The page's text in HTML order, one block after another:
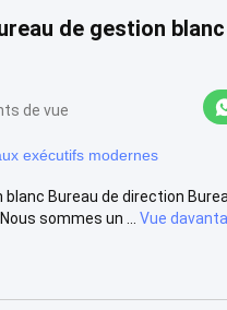
de gestion
de vue
exécutifs modernes
Bureau de direction
sommes un ...
Vue